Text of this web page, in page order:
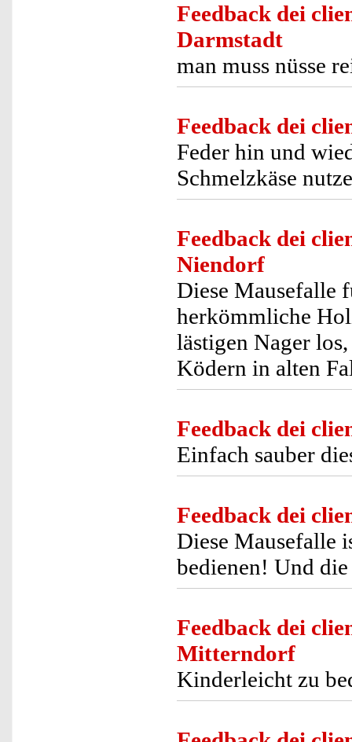
Feedback dei
Darmstadt
man muss nüsse
Feedback dei
Feder hin und
Schmelzkäse
Feedback dei
Niendorf
Diese Mausefalle
herkömmliche
lästigen Nager
Ködern in alten
Feedback dei
Einfach sauber
Feedback dei
Diese Mausefalle
bedienen! Und
Feedback dei
Mitterndorf
Kinderleicht zu